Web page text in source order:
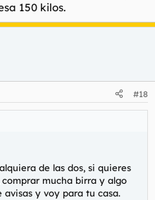
150 kilos.
#18
de las dos, si quieres
mucha birra y algo
y voy para tu casa.